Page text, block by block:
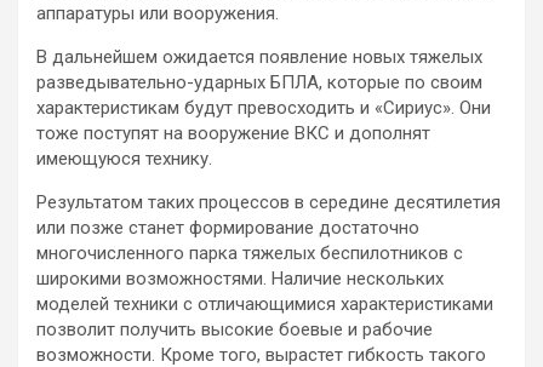
аппаратуры или вооружения.
В дальнейшем ожидается появление новых тяжелых
разведывательно-ударных БПЛА, которые по своим
характеристикам будут превосходить и «Сириус». Они
тоже поступят на вооружение ВКС и дополнят
имеющуюся технику.
Результатом таких процессов в середине десятилетия
или позже станет формирование достаточно
многочисленного парка тяжелых беспилотников с
широкими возможностями. Наличие нескольких
моделей техники с отличающимися характеристиками
позволит получить высокие боевые и рабочие
возможности. Кроме того, вырастет гибкость такого